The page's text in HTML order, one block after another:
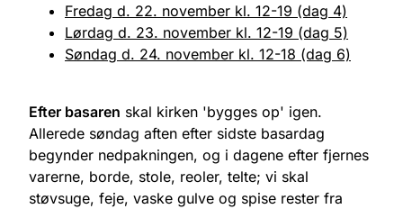
Fredag d. 22. november kl. 12-19 (dag 4)
Lørdag d. 23. november kl. 12-19 (dag 5)
Søndag d. 24. november kl. 12-18 (dag 6)
Efter basaren skal kirken 'bygges op' igen.
Allerede søndag aften efter sidste basardag
begynder nedpakningen, og i dagene efter fjernes
varerne, borde, stole, reoler, telte; vi skal
støvsuge, feje, vaske gulve og spise rester fra